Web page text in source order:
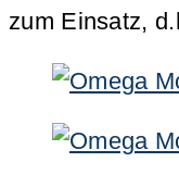
zum Einsatz,